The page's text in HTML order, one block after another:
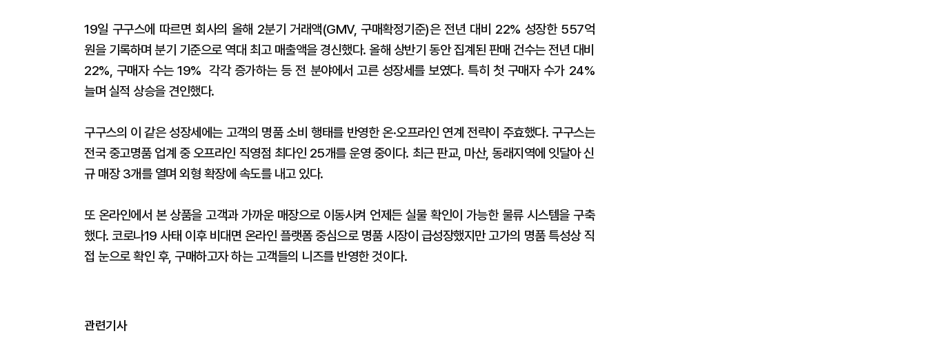
19일 구구스에 따르면 회사의 올해 2분기 거래액(GMV, 구매확정기준)은 전년 대비 22% 성장한 557억
원을 기록하며 분기 기준으로 역대 최고 매출액을 경신했다. 올해 상반기 동안 집계된 판매 건수는 전년 대비
22%, 구매자 수는 19% 각각 증가하는 등 전 분야에서 고른 성장세를 보였다. 특히 첫 구매자 수가 24%
늘며 실적 상승을 견인했다.
구구스의 이 같은 성장세에는 고객의 명품 소비 행태를 반영한 온·오프라인 연계 전략이 주효했다. 구구스는
전국 중고명품 업계 중 오프라인 직영점 최다인 25개를 운영 중이다. 최근 판교, 마산, 동래지역에 잇달아 신
규 매장 3개를 열며 외형 확장에 속도를 내고 있다.
또 온라인에서 본 상품을 고객과 가까운 매장으로 이동시켜 언제든 실물 확인이 가능한 물류 시스템을 구축
했다. 코로나19 사태 이후 비대면 온라인 플랫폼 중심으로 명품 시장이 급성장했지만 고가의 명품 특성상 직
접 눈으로 확인 후, 구매하고자 하는 고객들의 니즈를 반영한 것이다.
관련기사